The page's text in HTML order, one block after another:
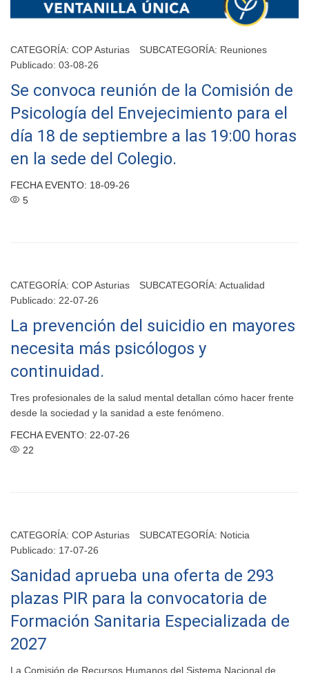
CATEGORÍA: COP Asturias SUBCATEGORÍA: Reuniones
Publicado: 03-08-26
Se convoca reunión de la Comisión de
Psicología del Envejecimiento para el
día 18 de septiembre a las 19:00 horas
en la sede del Colegio.
FECHA EVENTO: 18-09-26
5
CATEGORÍA: COP Asturias SUBCATEGORÍA: Actualidad
Publicado: 22-07-26
La prevención del suicidio en mayores
necesita más psicólogos y
continuidad.
Tres profesionales de la salud mental detallan cómo hacer frente
desde la sociedad y la sanidad a este fenómeno.
FECHA EVENTO: 22-07-26
22
CATEGORÍA: COP Asturias SUBCATEGORÍA: Noticia
Publicado: 17-07-26
Sanidad aprueba una oferta de 293
plazas PIR para la convocatoria de
Formación Sanitaria Especializada de
2027
La Comisión de Recursos Humanos del Sistema Nacional de